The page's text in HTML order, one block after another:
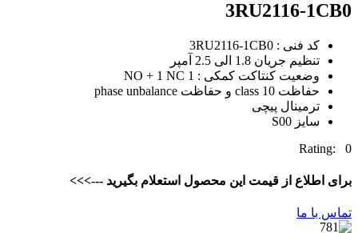
3RU2116-
کد فنی : 3RU2116-1CB0
تنظیم جریان 1.8 الی 2.5 آمپر
وضعیت کنتاکت کمکی : 1 NO + 1 NC
حفاظت class 10 و حفاظت phase unbalance
ترمینال پیچی
سایز S00
Rating:
اطلاع از قیمت این محصول استعلام بگیرید --->>>
با ما